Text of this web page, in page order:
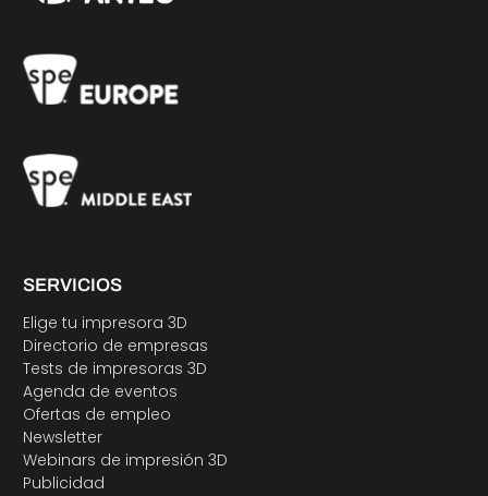
SERVICIOS
Elige tu impresora 3D
Directorio de empresas
Tests de impresoras 3D
Agenda de eventos
Ofertas de empleo
Newsletter
Webinars de impresión 3D
Publicidad